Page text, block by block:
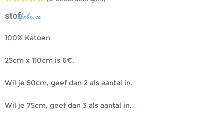
100% Katoen
25cm x 110cm is 6€.
Wil je 50cm, geef dan 2 als aantal in.
Wil je 75cm, geef dan 3 als aantal in.